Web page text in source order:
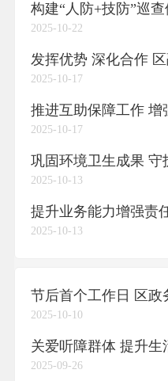
构建“人防+技防”巡
2025-10-22
2025-10-17
2025-10-17
2025-10-13
2025-10-13
2025-10-10
2025-09-26